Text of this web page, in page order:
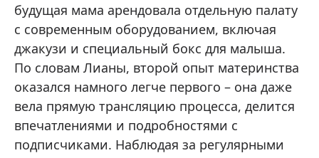
будущая мама арендовала отдельную палату
с современным оборудованием, включая
джакузи и специальный бокс для малыша.
По словам Лианы, второй опыт материнства
оказался намного легче первого – она даже
вела прямую трансляцию процесса, делится
впечатлениями и подробностями с
подписчиками. Наблюдая за регулярными